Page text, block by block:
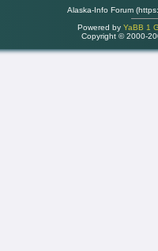
Alaska-Info Forum
Powered by YaBB 1
Copyright © 2000-